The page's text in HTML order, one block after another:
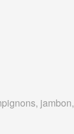
jambon,